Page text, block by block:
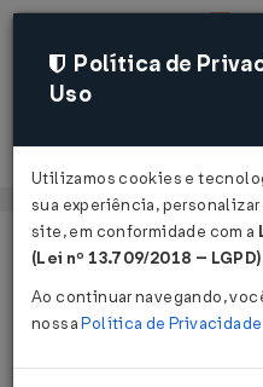
Página Inicial Legislações
Resolução
Política de
Uso
Utilizamos cookies e
sua experiência,
site, em conformidade com a
(Lei nº 13.709/2018 – LGPD)
Ao continuar navegando,
nossaPolítica de Privacidade